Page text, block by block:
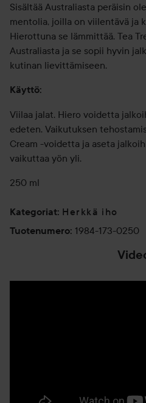
Sisältää Australiasta peräisin
mentolia, joilla on viilentävä ja
Hierottuna se lämmittää. Tea
Australiasta ja se sopii hyvin
kutinan lievittämiseen.
Käyttö:
Viilaa jalat. Hiero voidetta
edeten. Vaikutuksen
Cream -voidetta ja aseta
vaikuttaa yön yli.
250 ml
Kategoriat: Herkkä iho
Tuotenumero: 1984-173-0250